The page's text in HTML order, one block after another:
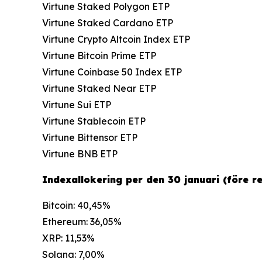
Virtune Staked Polygon ETP
Virtune Staked Cardano ETP
Virtune Crypto Altcoin Index ETP
Virtune Bitcoin Prime ETP
Virtune Coinbase 50 Index ETP
Virtune Staked Near ETP
Virtune Sui ETP
Virtune Stablecoin ETP
Virtune Bittensor ETP
Virtune BNB ETP
Indexallokering per den 30 januari (före
Bitcoin: 40,45%
Ethereum: 36,05%
XRP: 11,53%
Solana: 7,00%